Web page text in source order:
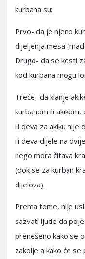
kurbana su:
Prvo- da je njeno
dijeljenja mesa
Drugo- da se kosti
kod kurbana mogu
Treće- da klanje
kurbanom ili akikom,
ili deva za akiku nije
ili deva dijele na
nego mora čitava
(dok se za kurban
dijelova).
Prema tome, nije
sazvati ljude da
prenešeno kako se
zakolje a kako će se